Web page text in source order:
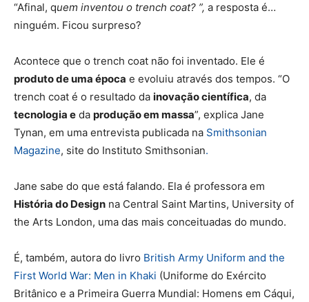
“Afinal, quem inventou o trench coat? ”, a resposta é…
ninguém. Ficou surpreso?
Acontece que o trench coat não foi inventado. Ele é
produto de uma época e evoluiu através dos tempos. “O
trench coat é o resultado da inovação científica, da
tecnologia e da produção em massa”, explica Jane
Tynan, em uma entrevista publicada na Smithsonian
Magazine, site do Instituto Smithsonian.
Jane sabe do que está falando. Ela é professora em
História do Design na Central Saint Martins, University of
the Arts London, uma das mais conceituadas do mundo.
É, também, autora do livro British Army Uniform and the
First World War: Men in Khaki (Uniforme do Exército
Britânico e a Primeira Guerra Mundial: Homens em Cáqui,